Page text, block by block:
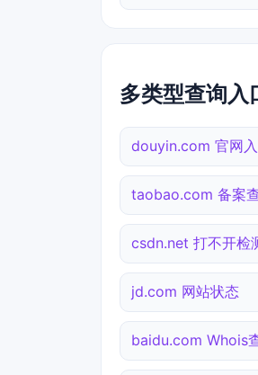
多类型查询入
douyin.com 官网
taobao.com 备案
csdn.net 打不开检
jd.com 网站状态
baidu.com Whois